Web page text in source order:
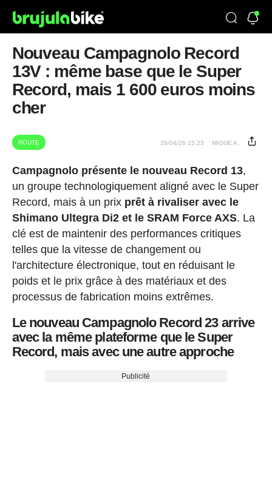
Nouveau Campagnolo Record
13V : même base que le Super
Record, mais 1 600 euros moins
cher
ROUTE 29/04/26 15:23 MIGUE A.
Campagnolo présente le nouveau Record 13,
un groupe technologiquement aligné avec le Super
Record, mais à un prix prêt à rivaliser avec le
Shimano Ultegra Di2 et le SRAM Force AXS. La
clé est de maintenir des performances critiques
telles que la vitesse de changement ou
l'architecture électronique, tout en réduisant le
poids et le prix grâce à des matériaux et des
processus de fabrication moins extrêmes.
Le nouveau Campagnolo Record 23 arrive
avec la même plateforme que le Super
Record, mais avec une autre approche
Publicité